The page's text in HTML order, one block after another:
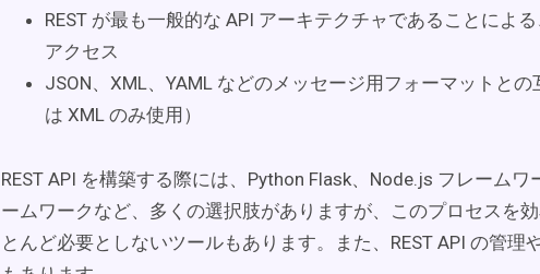
REST が最も一般的な API アーキテクチャであることによ
アクセス
JSON、XML、YAML などのメッセージ用フォーマットとの
は XML のみ使用）
REST API を構築する際には、Python Flask、Node.js フレーム
ームワークなど、多くの選択肢がありますが、このプロセスを
とんど必要としないツールもあります。また、REST API の管理